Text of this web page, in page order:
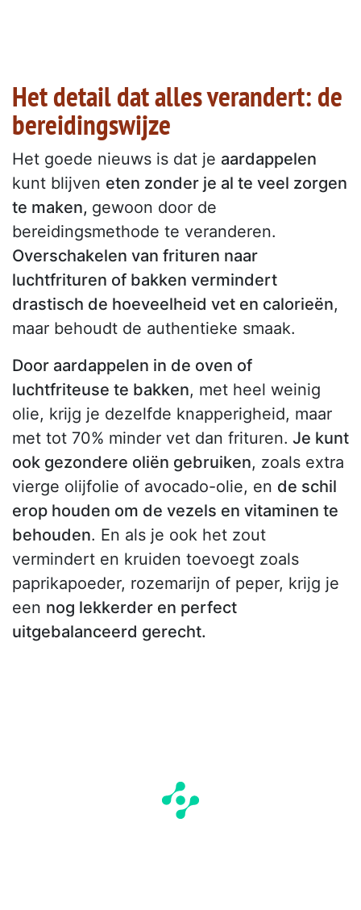
Het detail dat alles verandert: de
bereidingswijze
Het goede nieuws is dat je aardappelen
kunt blijven eten zonder je al te veel zorgen
te maken, gewoon door de
bereidingsmethode te veranderen.
Overschakelen van frituren naar
luchtfrituren of bakken vermindert
drastisch de hoeveelheid vet en calorieën,
maar behoudt de authentieke smaak.
Door aardappelen in de oven of
luchtfriteuse te bakken, met heel weinig
olie, krijg je dezelfde knapperigheid, maar
met tot 70% minder vet dan frituren. Je kunt
ook gezondere oliën gebruiken, zoals extra
vierge olijfolie of avocado-olie, en de schil
erop houden om de vezels en vitaminen te
behouden. En als je ook het zout
vermindert en kruiden toevoegt zoals
paprikapoeder, rozemarijn of peper, krijg je
een nog lekkerder en perfect
uitgebalanceerd gerecht.